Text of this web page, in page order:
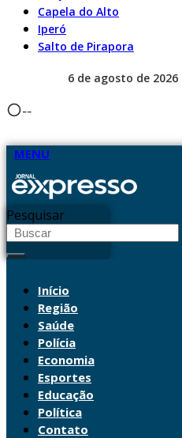
Capela do Alto
Iperó
Salto de Pirapora
6 de agosto de 2026
--
MENU
Pesquisar
Início
Região
Saúde
Polícia
Economia
Esportes
Educação
Política
Contato